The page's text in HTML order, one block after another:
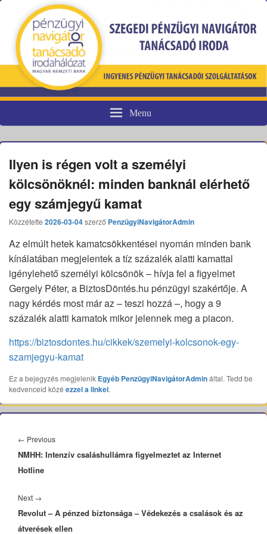
Pénzügyi fogyasztóvédelem
Menu
Ilyen is régen volt a személyi
kölcsönöknél: minden banknál elérhető
egy számjegyű kamat
Közzétette 2026-03-04szerző PenzügyiNavigátorAdmin
Az elmúlt hetek kamatcsökkentései nyomán minden bank
kínálatában megjelentek a tíz százalék alatti kamattal
igénylehető személyi kölcsönök – hívja fel a figyelmet
Gergely Péter, a BiztosDöntés.hu pénzügyi szakértője. A
nagy kérdés most már az – teszi hozzá –, hogy a 9
százalék alatti kamatok mikor jelennek meg a piacon.
https://biztosdontes.hu/cikkek/szemelyi-kolcsonok-egy-
szamjegyu-kamat
Ez a bejegyzés megjelenik Egyéb PenzügyiNavigátorAdmináltal. Tedd be
kedvenceid közé ezzel a linkel.
navigáció
← PreviousPrevious
post:
NMHH: Intenzív csaláshullámra figyelmeztet az Internet
Hotline
Next →
post:
Revolut – A pénzed biztonsága – Védekezés a csalások és az
átverések ellen